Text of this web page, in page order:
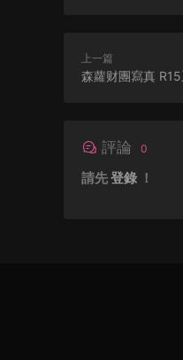
上一篇
森蘿财團寫真
評論 0
請先登錄 ！